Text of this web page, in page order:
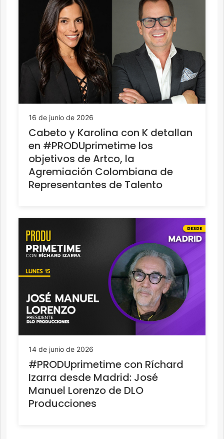
16 de junio de 2026
Cabeto y Karolina con K detallan
en #PRODUprimetime los
objetivos de Artco, la
Agremiación Colombiana de
Representantes de Talento
14 de junio de 2026
#PRODUprimetime con Ríchard
Izarra desde Madrid: José
Manuel Lorenzo de DLO
Producciones